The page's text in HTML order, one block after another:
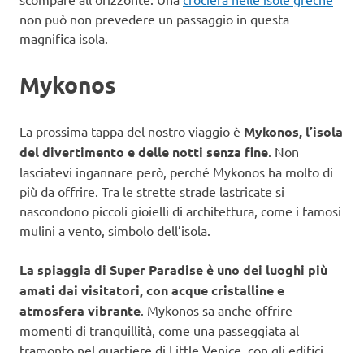
non può non prevedere un passaggio in questa
magnifica isola.
Mykonos
La prossima tappa del nostro viaggio è Mykonos, l’isola
del divertimento e delle notti senza fine . Non
lasciatevi ingannare però, perché Mykonos ha molto di
più da offrire. Tra le strette strade lastricate si
nascondono piccoli gioielli di architettura, come i famosi
mulini a vento, simbolo dell’isola.
La spiaggia di Super Paradise è uno dei luoghi più
amati dai visitatori, con acque cristalline e
atmosfera vibrante . Mykonos sa anche offrire
momenti di tranquillità, come una passeggiata al
tramonto nel quartiere di Little Venice, con gli edifici